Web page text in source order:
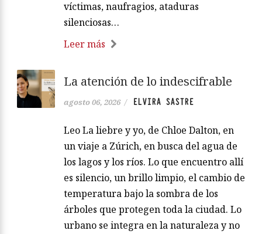
víctimas, naufragios, ataduras
silenciosas…
Leer más
La atención de lo indescifrable
agosto 06, 2026 / ELVIRA SASTRE
Leo La liebre y yo, de Chloe Dalton, en
un viaje a Zúrich, en busca del agua de
los lagos y los ríos. Lo que encuentro allí
es silencio, un brillo limpio, el cambio de
temperatura bajo la sombra de los
árboles que protegen toda la ciudad. Lo
urbano se integra en la naturaleza y no